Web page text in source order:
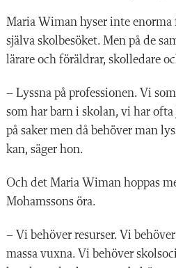
Maria Wiman hyser inte
själva skolbesöket. Men på de
lärare och föräldrar, skolledare
– Lyssna på professionen. Vi
som har barn i skolan, vi har
på saker men då behöver man
kan, säger hon.
Och det Maria Wiman hoppas
Mohamssons öra.
– Vi behöver resurser. Vi
massa vuxna. Vi behöver